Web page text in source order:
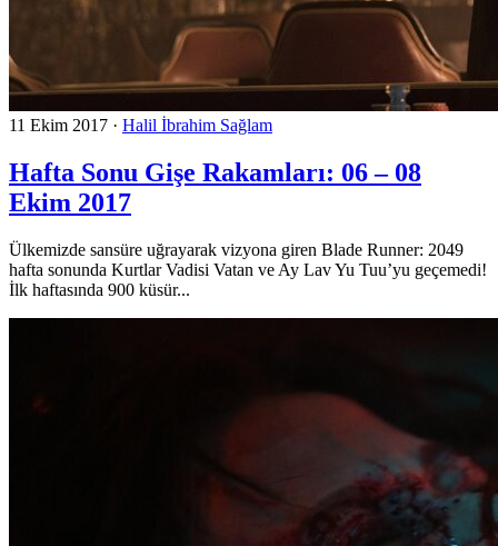
11 Ekim 2017 · Halil İbrahim Sağlam
Hafta Sonu Gişe Rakamları: 06 – 08
Ekim 2017
Ülkemizde sansüre uğrayarak vizyona giren Blade Runner: 2049
hafta sonunda Kurtlar Vadisi Vatan ve Ay Lav Yu Tuu’yu geçemedi!
İlk haftasında 900 küsür...